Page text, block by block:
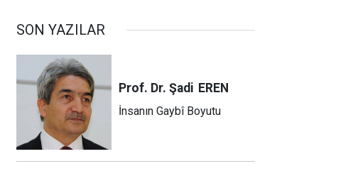
SON YAZILAR
Prof. Dr. Şadi EREN
İnsanın Gaybî Boyutu